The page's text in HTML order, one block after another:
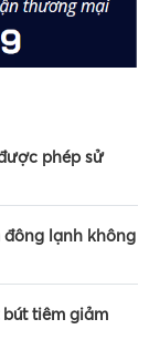
phép sử
đông lạnh không
bút tiêm giảm